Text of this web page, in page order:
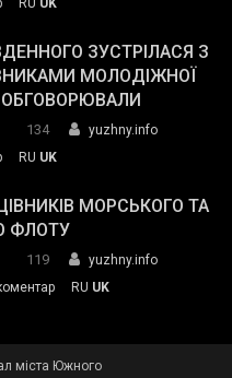
окупанти.
Маємо
діяти
команда
у
Південного
провів
інспекцію
укриття
ЗУСТРІЛАСЯ З
МОЛОДІЖНОЇ
134
yuzhny.info
до
Південного
зустрілася
представниками
молодіжної
обговорювали
RU UK
МОРСЬКОГО ТА
ФЛОТУ
119
yuzhny.info
on
RU UK
міста Южного